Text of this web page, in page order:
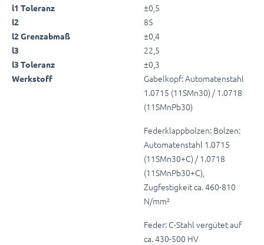
l1 Toleranz ±0,5
l2 85
l2 Grenzabmaß ±0,4
l3 22,5
l3 Toleranz ±0,3
Werkstoff
Gabelkopf: Automatenstahl
1.0715 (11SMn30) / 1.0718
(11SMnPb30)
Federklappbolzen: Bolzen:
Automatenstahl 1.0715
(11SMn30+C) / 1.0718
(11SMnPb30+C),
Zugfestigkeit ca. 460-810
N/mm²
Feder: C-Stahl vergütet auf
ca. 430-500 HV